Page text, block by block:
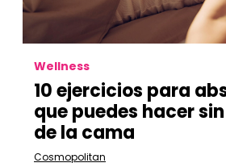
Wellness
10 ejercicios para
que puedes hacer
de la cama
Cosmopolitan